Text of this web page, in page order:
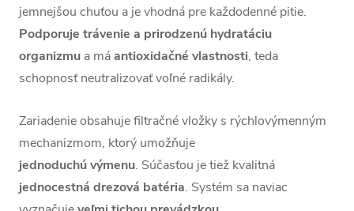
jemnejšou chuťou a je vhodná pre každodenné pitie.
Podporuje trávenie a prirodzenú hydratáciu
organizmu a máantioxidačné vlastnosti, teda
schopnosť neutralizovať voľné radikály.
Zariadenie obsahuje filtračné vložky s rýchlovýmenným
mechanizmom, ktorý umožňuje
jednoduchú výmenu. Súčasťou je tiež kvalitná
jednocestná drezová batéria. Systém sa naviac